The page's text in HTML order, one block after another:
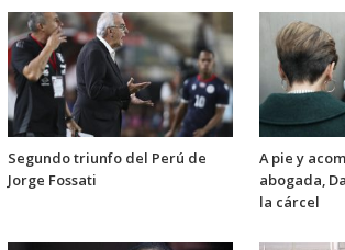
Segundo triunfo del Perú de
Jorge Fossati
A pie y
abogada,
la cárcel